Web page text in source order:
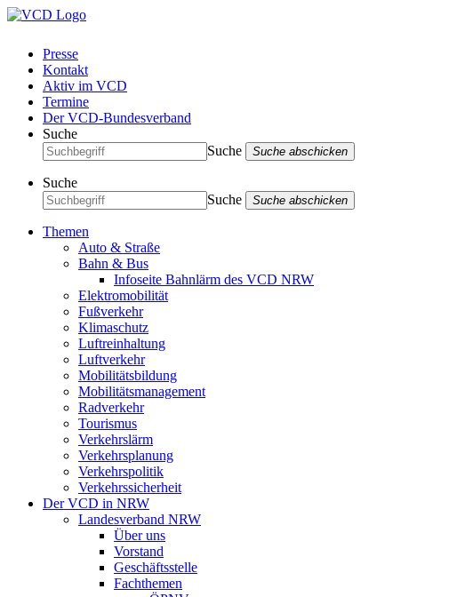
Presse
Kontakt
Aktiv im VCD
Termine
Der VCD-Bundesverband
Suche
Suche
Suche abschicken
Suche
Suche
Suche abschicken
Themen
Auto & Straße
Bahn & Bus
Infoseite Bahnlärm des VCD NRW
Elektromobilität
Fußverkehr
Klimaschutz
Luftreinhaltung
Luftverkehr
Mobilitätsbildung
Mobilitätsmanagement
Radverkehr
Tourismus
Verkehrslärm
Verkehrsplanung
Verkehrspolitik
Verkehrssicherheit
Der VCD in NRW
Landesverband NRW
Über uns
Vorstand
Geschäftsstelle
Fachthemen